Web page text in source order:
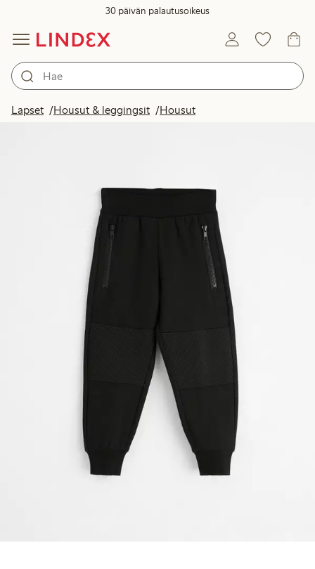
30 päivän palautusoikeus
Lapset Housut & leggingsit Housut